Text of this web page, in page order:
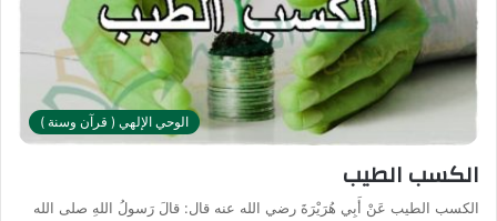
الوحي الإلهي ( قرآن وسنة )
الكسب الطيب
الكسب الطيب عَنْ أَبِي هُرَيْرَةَ رضي الله عنه قال: قالَ رَسولُ اللهِ صلى الله